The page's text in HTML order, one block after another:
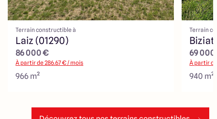
Terrain constructible à
Laiz (01290)
86 000 €
À partir de286.67€ / mois
966 m²
Terrain
Biziat
69 000
À partir
940 m²